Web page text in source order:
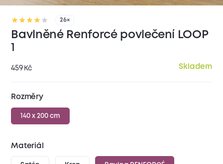
26×
Bavlněné Renforcé povlečení LOOP
1
459 Kč Skladem
Rozměry
140 x 200 cm
Materiál